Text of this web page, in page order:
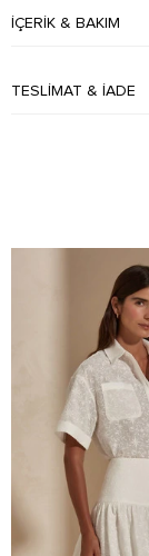
İÇERIK & BAKIM
TESLIMAT & İADE